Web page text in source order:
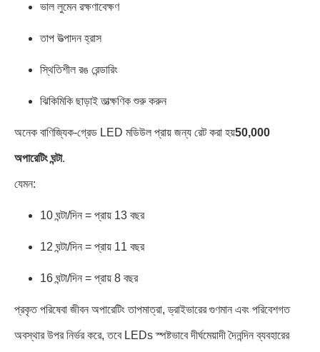
ভাল লুমেন রক্ষণাবেক্ষণ
তাপ উত্পাদন হ্রাস
স্থিতিশীল রঙ রেন্ডারিং
ঝিকিমিকি ছাড়াই তাত্ক্ষণিক শুরু করুন
অনেক বাণিজ্যিক-গ্রেড LED মডিউল প্রায় জন্য রেট করা হয়50,000
অপারেটিং ঘন্টা.
যেমন:
10 ঘন্টা/দিন = প্রায় 13 বছর
12 ঘন্টা/দিন = প্রায় 11 বছর
16 ঘন্টা/দিন = প্রায় 8 বছর
প্রকৃত পরিষেবা জীবন অপারেটিং তাপমাত্রা, ড্রাইভারের গুণমান এবং পরিবেশগত
অবস্থার উপর নির্ভর করে, তবে LEDs স্পষ্টভাবে দীর্ঘমেয়াদী দৈনন্দিন ব্যবহারের